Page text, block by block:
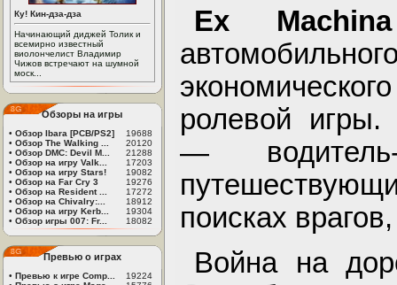
Ку! Кин-дза-дза
Начинающий диджей Толик и
всемирно известный
виолончелист Владимир
Чижов встречают на шумной
моск...
Обзоры на игры
• Обзор Ibara [PCB/PS2]
19688
• Обзор The Walking ...
20120
• Обзор DMC: Devil M...
21288
• Обзор на игру Valk...
17203
• Обзор на игру Stars!
19082
• Обзор на Far Cry 3
19276
• Обзор на Resident ...
17272
• Обзор на Chivalry:...
18912
• Обзор на игру Kerb...
19304
• Обзор игры 007: Fr... 18082
Превью о играх
• Превью к игре Comp...
19224
Ex Machina
ролевой игры.
— водитель-
поисках
Война на